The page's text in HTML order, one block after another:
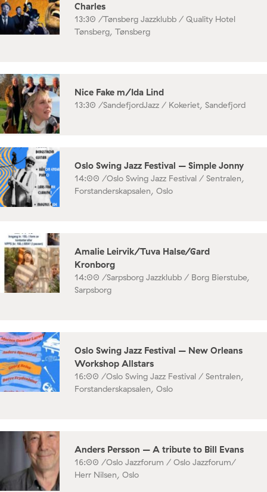
Charles
13:30 /Tønsberg Jazzklubb / Quality Hotel
Tønsberg, Tønsberg
Nice Fake m/Ida Lind
13:30 /SandefjordJazz / Kokeriet, Sandefjord
Oslo Swing Jazz Festival – Simple Jonny
14:00 /Oslo Swing Jazz Festival / Sentralen,
Forstanderskapsalen, Oslo
Amalie Leirvik/Tuva Halse/Gard
Kronborg
14:00 /Sarpsborg Jazzklubb / Borg Bierstube,
Sarpsborg
Oslo Swing Jazz Festival – New Orleans
Workshop Allstars
16:00 /Oslo Swing Jazz Festival / Sentralen,
Forstanderskapsalen, Oslo
Anders Persson – A tribute to Bill Evans
16:00 /Oslo Jazzforum / Oslo Jazzforum/
Herr Nilsen, Oslo